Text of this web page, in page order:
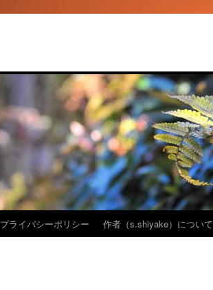
プライバシーポリシー 作者（s.shiyake）について